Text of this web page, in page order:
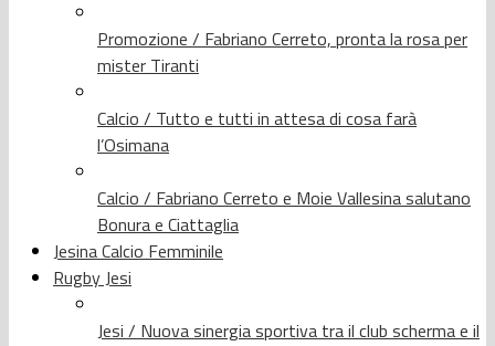
Promozione / Fabriano Cerreto, pronta la rosa per
mister Tiranti
Calcio / Tutto e tutti in attesa di cosa farà
l’Osimana
Calcio / Fabriano Cerreto e Moie Vallesina salutano
Bonura e Ciattaglia
Jesina Calcio Femminile
Rugby Jesi
Jesi / Nuova sinergia sportiva tra il club scherma e il